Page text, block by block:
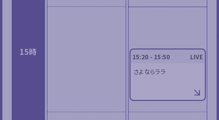
15時 15:20 - 15:50
LIVE
さよならララ